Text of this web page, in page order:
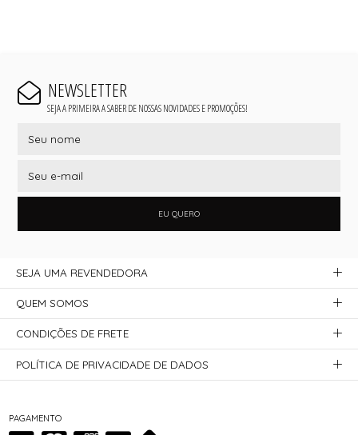
NEWSLETTER
SEJA A PRIMEIRA A SABER DE NOSSAS NOVIDADES E PROMOÇÕES!
EU QUERO
PAGAMENTO
SEJA UMA REVENDEDORA
QUEM SOMOS
CONDIÇÕES DE FRETE
POLÍTICA DE PRIVACIDADE DE DADOS